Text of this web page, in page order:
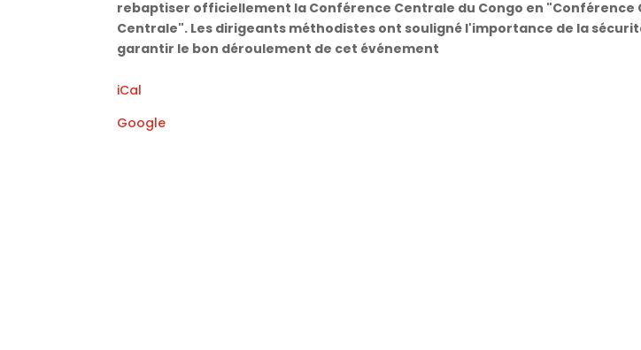
rebaptiser officiellement la Conférence Centrale du Congo en "Conférence
Centrale". Les dirigeants méthodistes ont souligné l'importance de la
garantir le bon déroulement de cet événement
iCal
Google